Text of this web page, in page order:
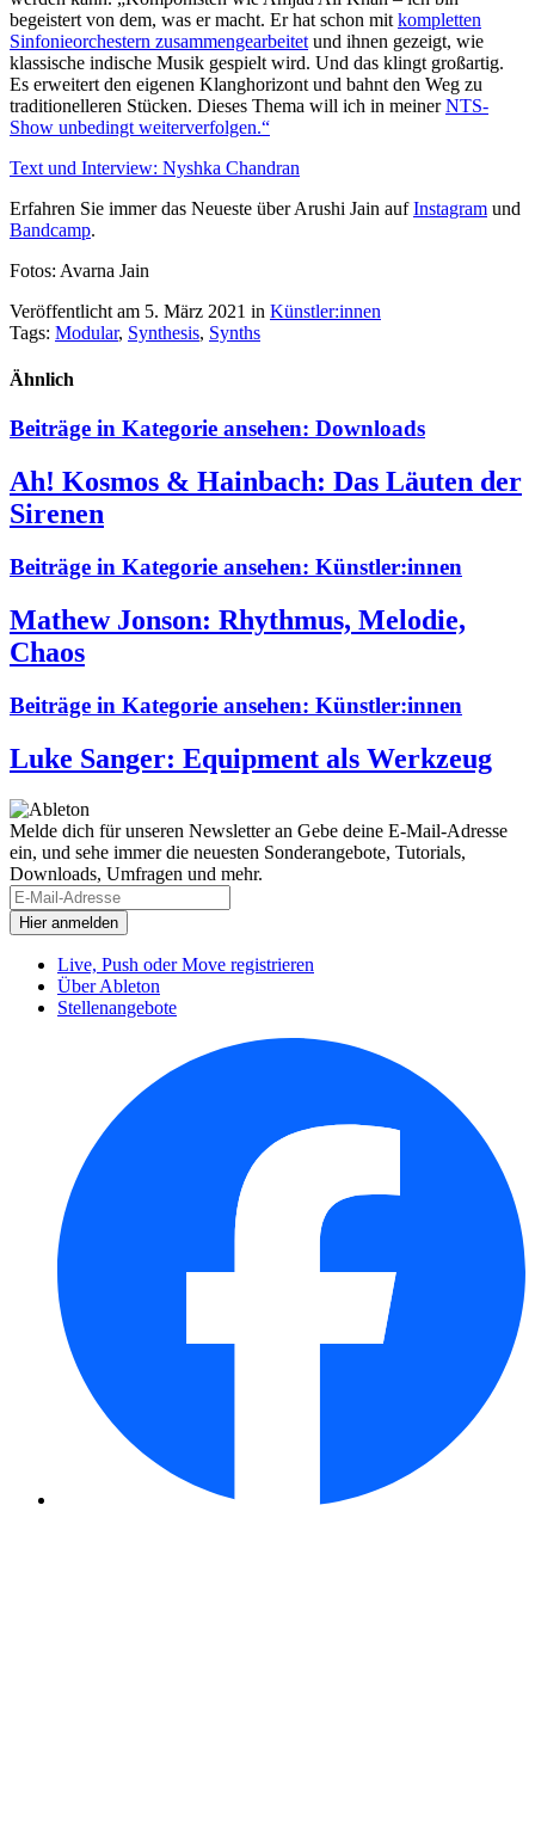
begeistert von dem, was er macht. Er hat schon mit kompletten
Sinfonieorchestern zusammengearbeitet und ihnen gezeigt, wie
klassische indische Musik gespielt wird. Und das klingt großartig.
Es erweitert den eigenen Klanghorizont und bahnt den Weg zu
traditionelleren Stücken. Dieses Thema will ich in meinerNTS-
Show unbedingt weiterverfolgen.“
Text und Interview: Nyshka Chandran
Erfahren Sie immer das Neueste über Arushi Jain aufInstagram und
Bandcamp.
Fotos: Avarna Jain
Veröffentlicht am 5. März 2021 in Künstler:innen
Tags: Modular, Synthesis, Synths
Ähnlich
Beiträge in Kategorie ansehen: Downloads
Ah! Kosmos & Hainbach: Das Läuten der
Sirenen
Beiträge in Kategorie ansehen: Künstler:innen
Mathew Jonson: Rhythmus, Melodie,
Chaos
Beiträge in Kategorie ansehen: Künstler:innen
Luke Sanger: Equipment als Werkzeug
Melde dich für unseren Newsletter an Gebe deine E-Mail-Adresse
ein, und sehe immer die neuesten Sonderangebote, Tutorials,
Downloads, Umfragen und mehr.
Live, Push oder Move registrieren
Über Ableton
Stellenangebote